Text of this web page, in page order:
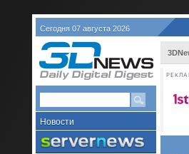
Сегодня 07 августа 2026
Новости